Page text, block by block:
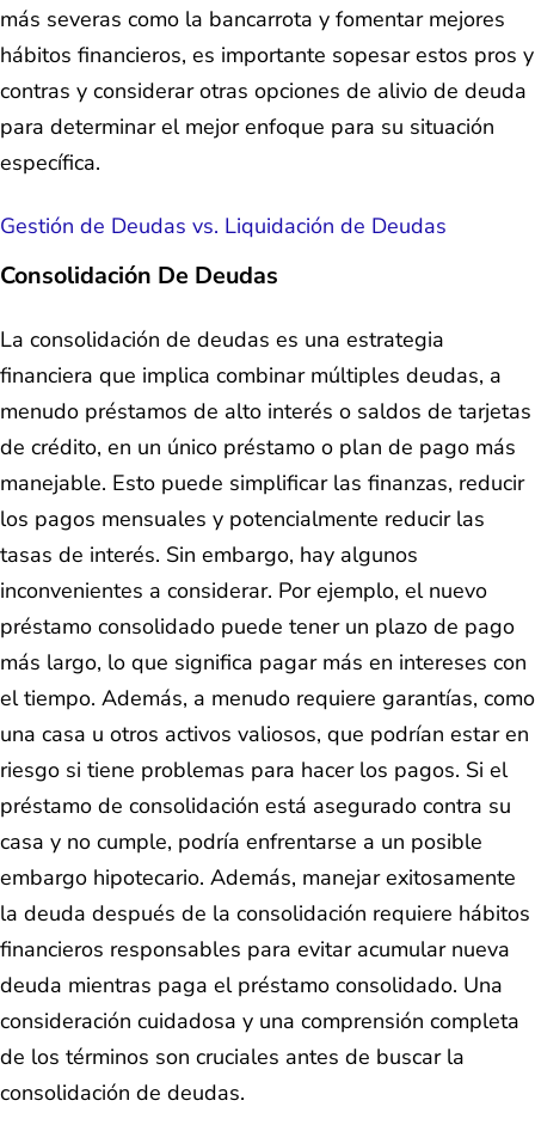
más severas como la bancarrota y fomentar mejores
hábitos financieros, es importante sopesar estos pros y
contras y considerar otras opciones de alivio de deuda
para determinar el mejor enfoque para su situación
específica.
Gestión de Deudas vs. Liquidación de Deudas
Consolidación De Deudas
La consolidación de deudas es una estrategia
financiera que implica combinar múltiples deudas, a
menudo préstamos de alto interés o saldos de tarjetas
de crédito, en un único préstamo o plan de pago más
manejable. Esto puede simplificar las finanzas, reducir
los pagos mensuales y potencialmente reducir las
tasas de interés. Sin embargo, hay algunos
inconvenientes a considerar. Por ejemplo, el nuevo
préstamo consolidado puede tener un plazo de pago
más largo, lo que significa pagar más en intereses con
el tiempo. Además, a menudo requiere garantías, como
una casa u otros activos valiosos, que podrían estar en
riesgo si tiene problemas para hacer los pagos. Si el
préstamo de consolidación está asegurado contra su
casa y no cumple, podría enfrentarse a un posible
embargo hipotecario. Además, manejar exitosamente
la deuda después de la consolidación requiere hábitos
financieros responsables para evitar acumular nueva
deuda mientras paga el préstamo consolidado. Una
consideración cuidadosa y una comprensión completa
de los términos son cruciales antes de buscar la
consolidación de deudas.